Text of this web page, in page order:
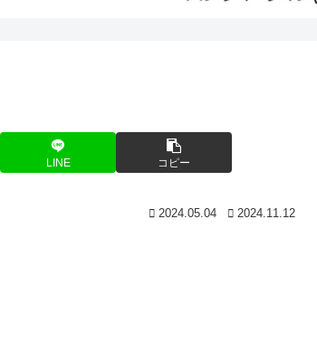
LINE コピー
2024.05.04 2024.11.12